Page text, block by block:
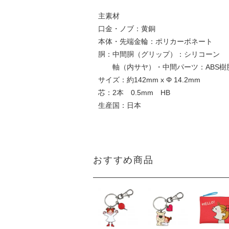
主素材
口金・ノブ：黄銅
本体・先端金輪：ポリカーボネート
胴：中間胴（グリップ）：シリコーン
軸（内サヤ）・中間パーツ：ABS樹
サイズ：約142mm x Φ 14.2mm
芯：2本 0.5mm HB
生産国：日本
おすすめ商品